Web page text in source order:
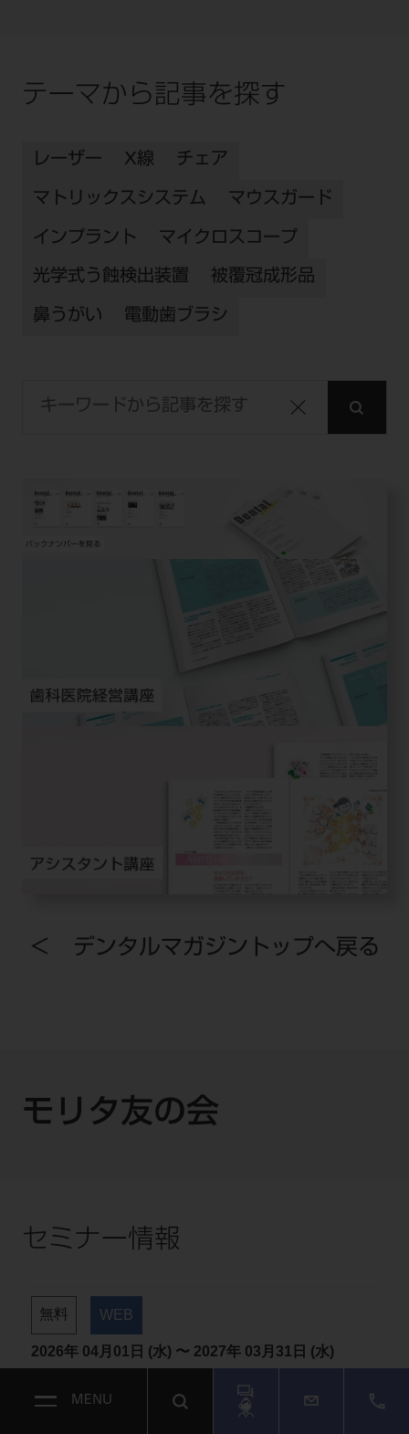
テーマから記事を探す
レーザー X線 チェア
マトリックスシステム マウスガード
インプラント マイクロスコープ
光学式う蝕検出装置 被覆冠成形品
鼻うがい 電動歯ブラシ
＜ デンタルマガジントップへ戻る
モリタ友の会
セミナー情報
MENU